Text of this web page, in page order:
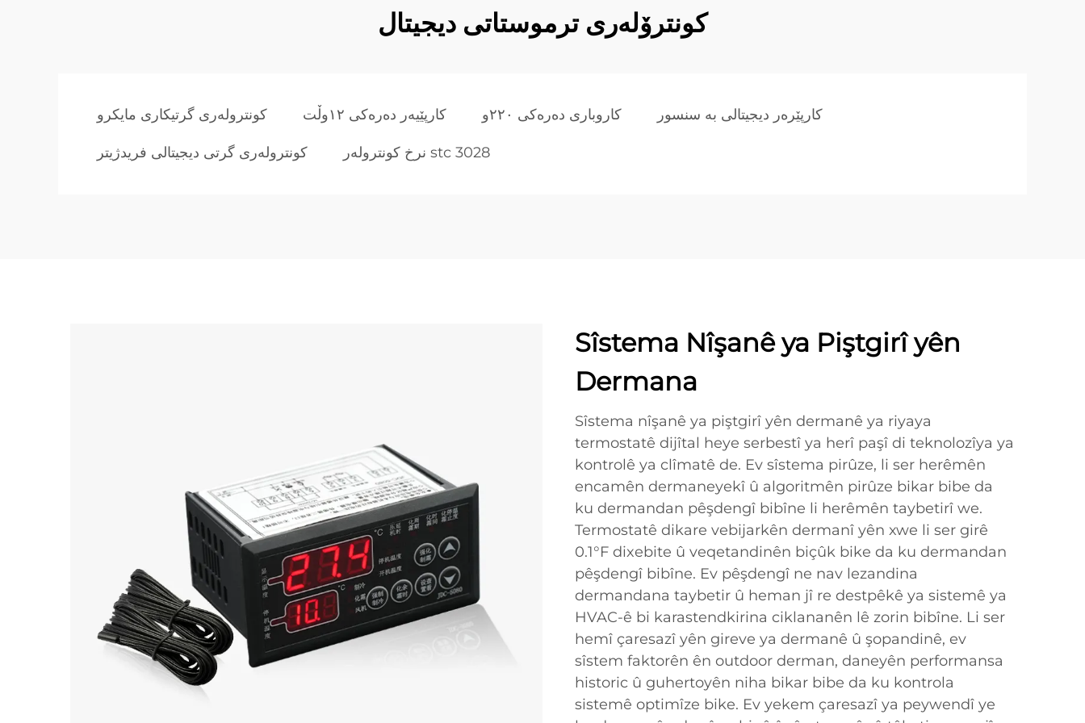
کونترۆلەری ترموستاتی دیجیتال
کونترولەری گرتیکاری مایکرو کارپێیەر دەرەکی ١٢وڵت کاروباری دەرەکی ٢٢٠و کارپێرەر دیجیتالی بە سنسور
کونترولەری گرتی دیجیتالی فریدژیتر نرخ کونترولەر stc 3028
Sîstema Nîşanê ya Piştgirî yên
Dermana
Sîstema nîşanê ya piştgirî yên dermanê ya riyaya
termostatê dijîtal heye serbestî ya herî paşî di teknolozîya ya
kontrolê ya clîmatê de. Ev sîstema pirûze, li ser herêmên
encamên dermaneyekî û algoritmên pirûze bikar bibe da
ku dermandan pêşdengî bibîne li herêmên taybetirî we.
Termostatê dikare vebijarkên dermanî yên xwe li ser girê
0.1°F dixebite û veqetandinên biçûk bike da ku dermandan
pêşdengî bibîne. Ev pêşdengî ne nav lezandina
dermandana taybetir û heman jî re destpêkê ya sistemê ya
HVAC-ê bi karastendkirina ciklananên lê zorin bibîne. Li ser
hemî çaresazî yên gireve ya dermanê û şopandinê, ev
sîstem faktorên ên outdoor derman, daneyên performansa
historic û guhertoyên niha bikar bibe da ku kontrola
sistemê optimîze bike. Ev yekem çaresazî ya peywendî ye